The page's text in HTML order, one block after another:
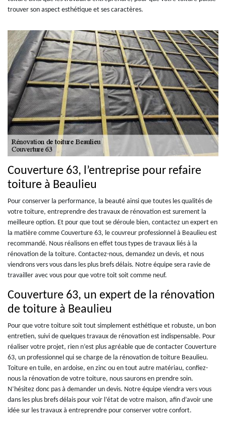
trouver son aspect esthétique et ses caractères.
Couverture 63, l’entreprise pour refaire
toiture à Beaulieu
Pour conserver la performance, la beauté ainsi que toutes les qualités de
votre toiture, entreprendre des travaux de rénovation est surement la
meilleure option. Et pour que tout se déroule bien, contactez un expert en
la matière comme Couverture 63, le couvreur professionnel à Beaulieu est
recommandé. Nous réalisons en effet tous types de travaux liés à la
rénovation de la toiture. Contactez-nous, demandez un devis, et nous
viendrons vers vous dans les plus brefs délais. Notre équipe sera ravie de
travailler avec vous pour que votre toit soit comme neuf.
Couverture 63, un expert de la rénovation
de toiture à Beaulieu
Pour que votre toiture soit tout simplement esthétique et robuste, un bon
entretien, suivi de quelques travaux de rénovation est indispensable. Pour
réaliser votre projet, rien n’est plus agréable que de contacter Couverture
63, un professionnel qui se charge de la rénovation de toiture Beaulieu.
Toiture en tuile, en ardoise, en zinc ou en tout autre matériau, confiez-
nous la rénovation de votre toiture, nous saurons en prendre soin.
N’hésitez donc pas à demander un devis. Notre équipe viendra vers vous
dans les plus brefs délais pour voir l’état de votre maison, afin d’avoir une
idée sur les travaux à entreprendre pour conserver votre confort.